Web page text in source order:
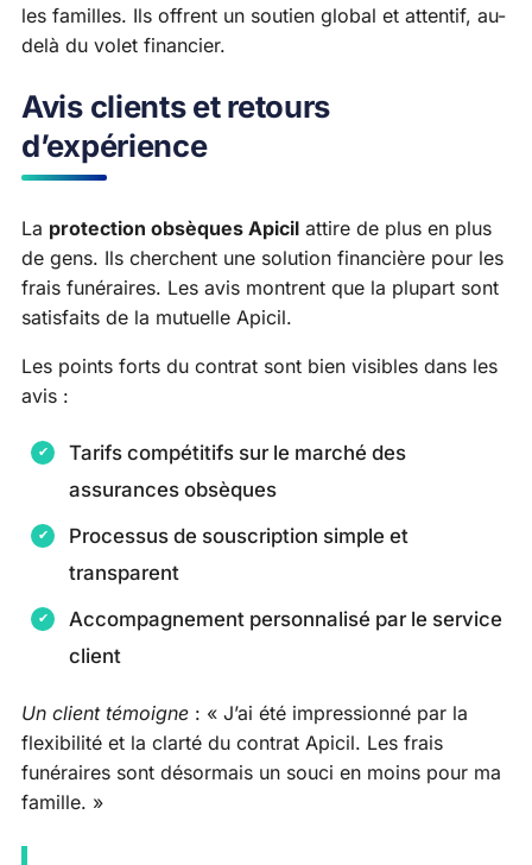
les familles. Ils offrent un soutien global et attentif, au-
delà du volet financier.
Avis clients et retours
d’expérience
La protection obsèques Apicil attire de plus en plus
de gens. Ils cherchent une solution financière pour les
frais funéraires. Les avis montrent que la plupart sont
satisfaits de la mutuelle Apicil.
Les points forts du contrat sont bien visibles dans les
avis :
Tarifs compétitifs sur le marché des
assurances obsèques
Processus de souscription simple et
transparent
Accompagnement personnalisé par le service
client
Un client témoigne : « J’ai été impressionné par la
flexibilité et la clarté du contrat Apicil. Les frais
funéraires sont désormais un souci en moins pour ma
famille. »